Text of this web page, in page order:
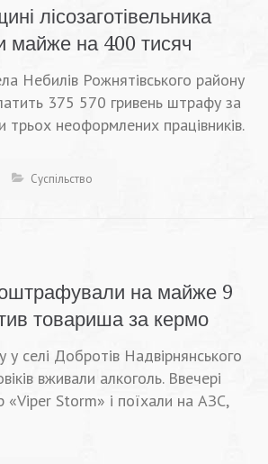
лісозаготівельника
майже на 400 тисяч
Небилів Рожнятівського району
375 570 гривень штрафу за
неоформлених працівників.
Суспільство
на майже 9
товариша за кермо
у селі Добротів Надвірнянського
вживали алкоголь. Ввечері
«Viper Storm» і поїхали на АЗС,